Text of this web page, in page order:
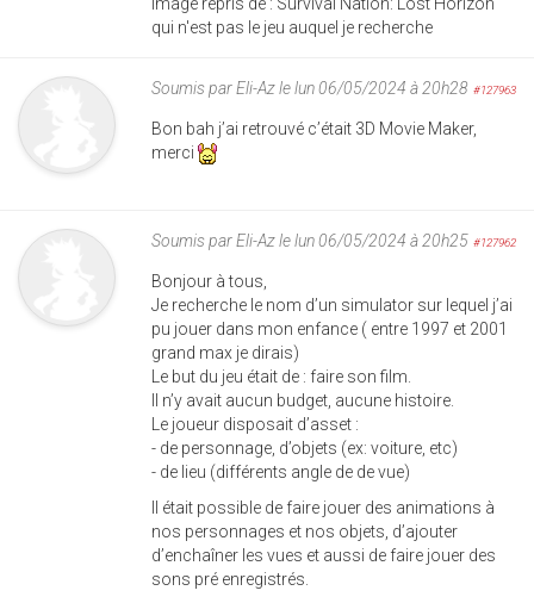
qui n'est pas le jeu auquel je recherche
Soumis parEli-Azle lun 06/05/2024 à 20h28 #127963
Bon bah j’ai retrouvé c’était 3D Movie Maker,
merci
Soumis parEli-Azle lun 06/05/2024 à 20h25 #127962
Bonjour à tous,
Je recherche le nom d’un simulator sur lequel j’ai
pu jouer dans mon enfance ( entre 1997 et 2001
grand max je dirais)
Le but du jeu était de : faire son film.
Il n’y avait aucun budget, aucune histoire.
Le joueur disposait d’asset :
- de personnage, d’objets (ex: voiture, etc)
- de lieu (différents angle de de vue)
Il était possible de faire jouer des animations à
nos personnages et nos objets, d’ajouter
d’enchaîner les vues et aussi de faire jouer des
sons pré enregistrés.